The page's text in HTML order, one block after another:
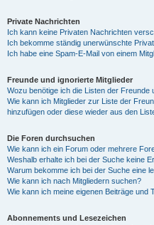
Private Nachrichten
Ich kann keine Privaten Nachrichten
Ich bekomme ständig unerwünschte
Ich habe eine Spam-E-Mail von einem
Freunde und ignorierte Mitglieder
Wozu benötige ich die Listen der Freunde
Wie kann ich Mitglieder zur Liste der
hinzufügen oder diese wieder aus den
Die Foren durchsuchen
Wie kann ich ein Forum oder mehrere
Weshalb erhalte ich bei der Suche keine
Warum bekomme ich bei der Suche eine
Wie kann ich nach Mitgliedern suchen?
Wie kann ich meine eigenen Beiträge und
Abonnements und Lesezeichen